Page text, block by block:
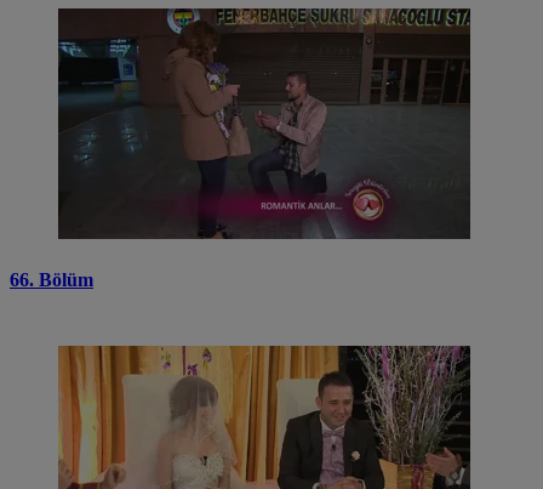
66. Bölüm